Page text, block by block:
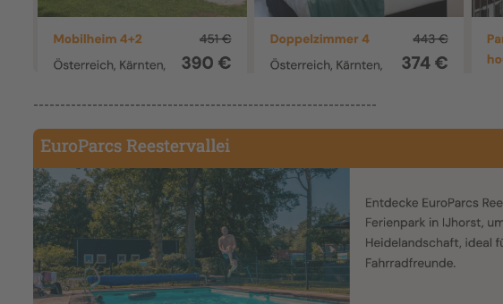
----------------------------------------------------------------